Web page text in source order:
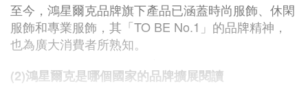
至今，鴻星爾克品牌旗下產品已涵蓋時尚服飾、休閑
服飾和專業服飾，其「TO BE No.1」的品牌精神，
也為廣大消費者所熟知。
(2)鴻星爾克是哪個國家的品牌擴展閱讀